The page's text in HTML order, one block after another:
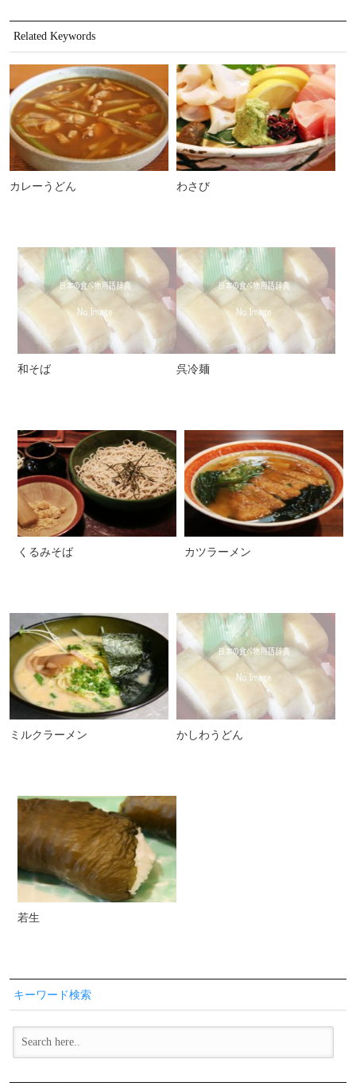
Related Keywords
カレーうどん わさび
和そば 呉冷麺
くるみそば カツラーメン
ミルクラーメン かしわうどん
若生
キーワード検索